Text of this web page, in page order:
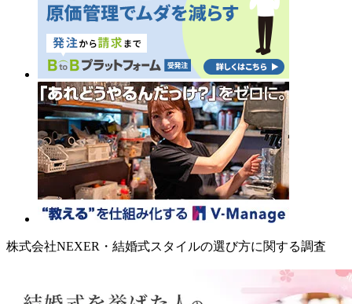
株式会社NEXER・結婚式スタイルの選び方に関する調査